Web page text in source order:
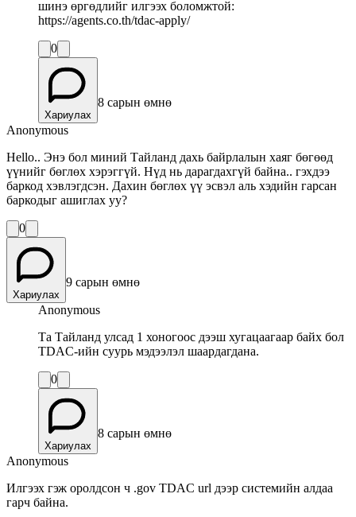
шинэ өргөдлийг илгээх боломжтой:
https://agents.co.th/tdac-apply/
0
Хариулах
8 сарын өмнө
Anonymous
Hello.. Энэ бол миний Тайланд дахь байрлалын хаяг бөгөөд
үүнийг бөглөх хэрэггүй. Нүд нь дарагдахгүй байна.. гэхдээ
баркод хэвлэгдсэн. Дахин бөглөх үү эсвэл аль хэдийн гарсан
баркодыг ашиглах уу?
0
Хариулах
9 сарын өмнө
Anonymous
Та Тайланд улсад 1 хоногоос дээш хугацаагаар байх бол
TDAC-ийн суурь мэдээлэл шаардагдана.
0
Хариулах
8 сарын өмнө
Anonymous
Илгээх гэж оролдсон ч .gov TDAC url дээр системийн алдаа
гарч байна.